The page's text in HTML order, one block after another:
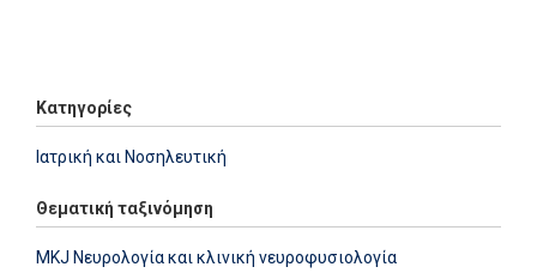
Κατηγορίες
Ιατρική και Νοσηλευτική
Θεματική ταξινόμηση
MKJ Νευρολογία και κλινική νευροφυσιολογία